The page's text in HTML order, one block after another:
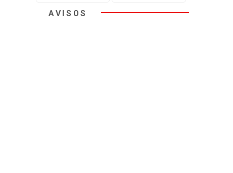
AVISOS